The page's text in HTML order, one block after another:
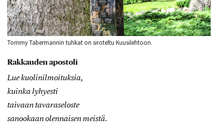
Tommy Tabermannin tuhkat on siroteltu Kuusilehtoon.
Rakkauden apostoli
Lue kuolinilmoituksia,
kuinka lyhyesti
taivaan tavaraseloste
sanookaan olennaisen meistä.